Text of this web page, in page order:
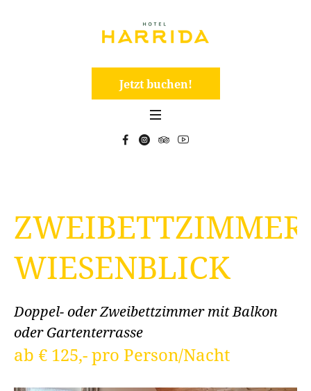
Jetzt buchen!
ZWEIBETTZIMMER
WIESENBLICK
Doppel- oder Zweibettzimmer mit Balkon
oder Gartenterrasse
ab € 125,- pro Person/Nacht